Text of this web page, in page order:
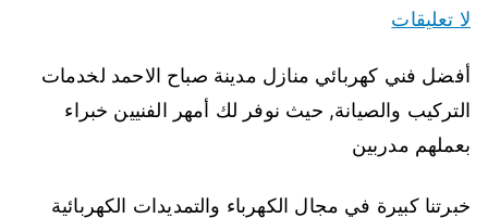
لا تعليقات
أفضل فني كهربائي منازل مدينة صباح الاحمد لخدمات
التركيب والصيانة, حيث نوفر لك أمهر الفنيين خبراء
بعملهم مدربين
خبرتنا كبيرة في مجال الكهرباء والتمديدات الكهربائية